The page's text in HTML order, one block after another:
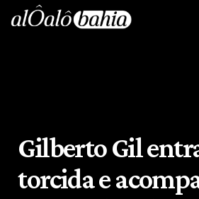
Gilberto Gil
torcida e